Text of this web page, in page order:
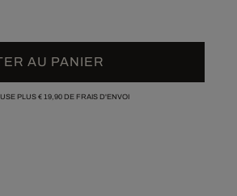
AU PANIER
PLUS € 19,90DE FRAIS D'ENVOI